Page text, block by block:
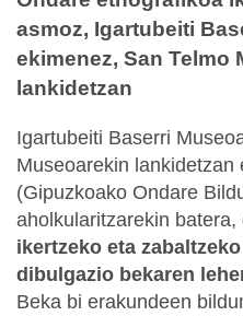
asmoz, Igartubeiti
ekimenez, San Telmo
lankidetzan
Igartubeiti Baserri
Museoarekin lankidetzan
(Gipuzkoako Ondare
aholkularitzarekin batera,
ikertzeko eta
dibulgazio bekaren
Beka bi erakundeen